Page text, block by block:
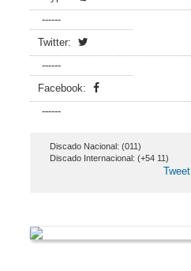
------
Twitter:
------
Facebook:
------
Discado Nacional: (011)
Discado Internacional: (+54 11)
Tweet